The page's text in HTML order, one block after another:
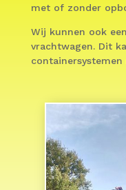
met of zonder
Wij kunnen ook
vrachtwagen. Dit